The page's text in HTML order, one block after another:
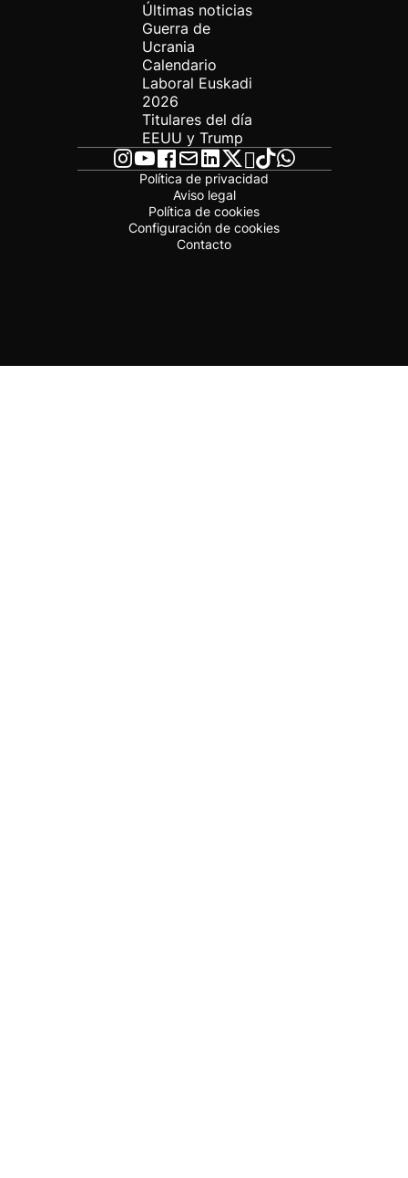
Últimas noticias
Guerra de
Ucrania
Calendario
Laboral Euskadi
2026
Titulares del día
EEUU y Trump
Política de privacidad
Aviso legal
Política de cookies
Configuración de cookies
Contacto